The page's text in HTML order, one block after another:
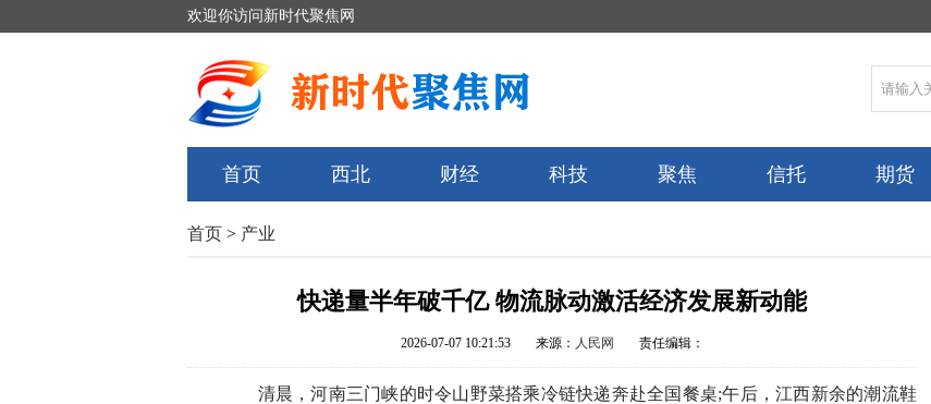
欢迎你访问新时代聚焦网
首页 西北 财经 科技 聚焦 信托 期货
首页 > 产业
快递量半年破千亿 物流脉动激活经济发展新动能
2026-07-07 10:21:53 来源： 人民网 责任编辑：
清晨，河南三门峡的时令山野菜搭乘冷链快递奔赴全国餐桌;午后，江西新余的潮流鞋